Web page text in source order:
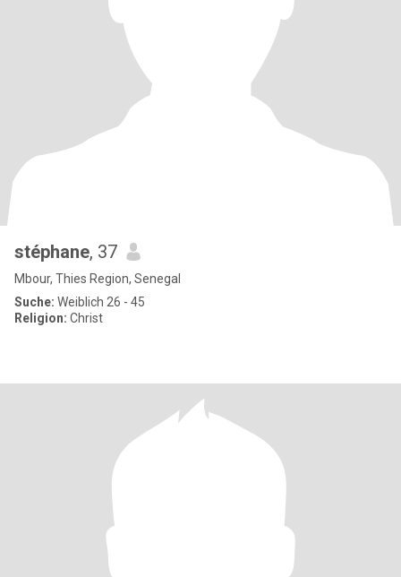
stéphane, 37
Mbour, Thies Region, Senegal
Suche: Weiblich 26 - 45
Religion: Christ